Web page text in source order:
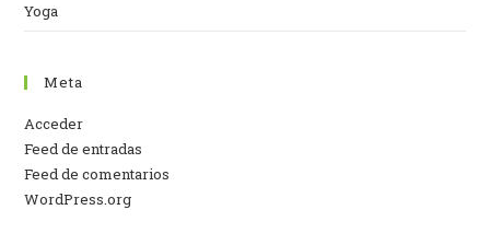
Yoga
Meta
Acceder
Feed de entradas
Feed de comentarios
WordPress.org